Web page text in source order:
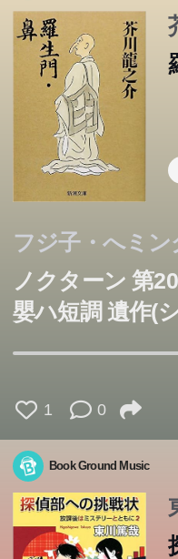
フジ子・へミン
ノクターン 第
嬰ハ短調 遺作(
1 0
Book Ground Music